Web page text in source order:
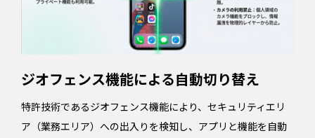
ジオフェンス機能による自動切り替え
特許技術であるジオフェンス機能により、セキュリティエリ
ア（業務エリア）への出入りを検知し、アプリと機能を自動